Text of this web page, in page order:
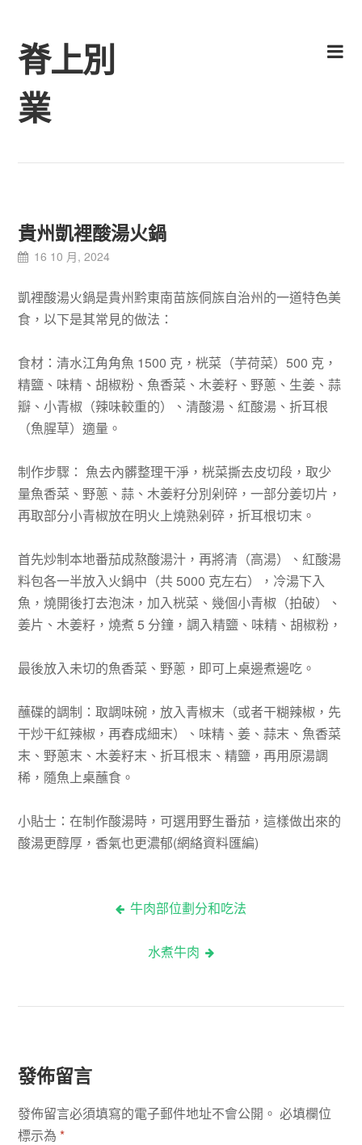
content
脊上別
業
貴州凱裡酸湯火鍋
16 10 月, 2024
凱裡酸湯火鍋是貴州黔東南苗族侗族自治州的一道特色美
食，以下是其常見的做法：
食材：清水江角角魚 1500 克，桄菜（芋荷菜）500 克，
精鹽、味精、胡椒粉、魚香菜、木姜籽、野蔥、生姜、蒜
瓣、小青椒（辣味較重的）、清酸湯、紅酸湯、折耳根
（魚腥草）適量。
制作步驟： 魚去內髒整理干淨，桄菜撕去皮切段，取少
量魚香菜、野蔥、蒜、木姜籽分別剁碎，一部分姜切片，
再取部分小青椒放在明火上燒熟剁碎，折耳根切末。
首先炒制本地番茄成熬酸湯汁，再將清（高湯）、紅酸湯
料包各一半放入火鍋中（共 5000 克左右），冷湯下入
魚，燒開後打去泡沫，加入桄菜、幾個小青椒（拍破）、
姜片、木姜籽，燒煮 5 分鐘，調入精鹽、味精、胡椒粉，
最後放入未切的魚香菜、野蔥，即可上桌邊煮邊吃。
蘸碟的調制：取調味碗，放入青椒末（或者干糊辣椒，先
干炒干紅辣椒，再舂成細末）、味精、姜、蒜末、魚香菜
末、野蔥末、木姜籽末、折耳根末、精鹽，再用原湯調
稀，隨魚上桌蘸食。
小貼士：在制作酸湯時，可選用野生番茄，這樣做出來的
酸湯更醇厚，香氣也更濃郁(網絡資料匯編)
導
牛肉部位劃分和吃法
水煮牛肉
發佈留言
發佈留言必須填寫的電子郵件地址不會公開。 必填欄位
標示為*